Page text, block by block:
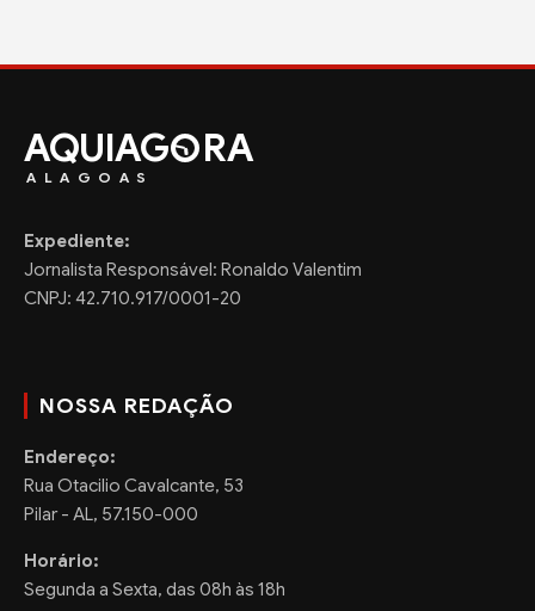
AQUIAG RA
ALAGOAS
Expediente:
Jornalista Responsável: Ronaldo Valentim
CNPJ: 42.710.917/0001-20
NOSSA REDAÇÃO
Endereço:
Rua Otacilio Cavalcante, 53
Pilar - AL, 57.150-000
Horário:
Segunda a Sexta, das 08h às 18h